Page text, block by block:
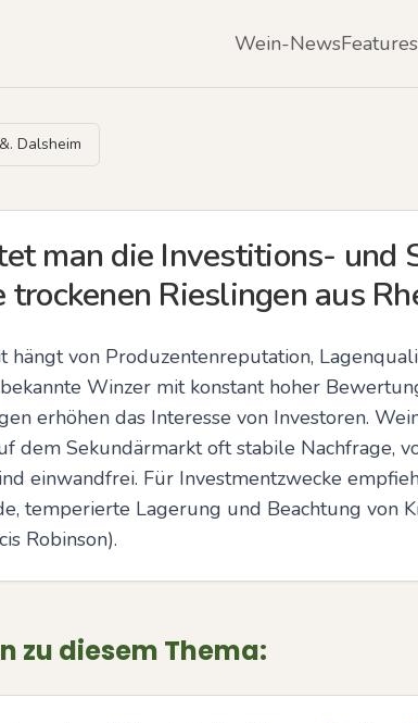
Wein-NewsFeatures
Dalsheim
man die Investitions- und
Rieslingen aus
von Produzentenreputation,
Winzer mit konstant hoher
erhöhen das Interesse von Investoren.
dem Sekundärmarkt oft stabile Nachfrage,
einwandfrei. Für Investmentzwecke
temperierte Lagerung und Beachtung von
Robinson).
zu diesem Thema: